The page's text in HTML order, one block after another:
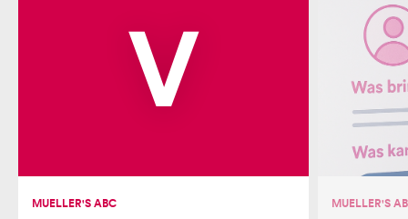
V
MUELLER'S ABC MUELLER'S